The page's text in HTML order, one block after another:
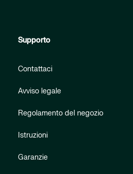
Supporto
Contattaci
Avviso legale
Regolamento del negozio
Istruzioni
Garanzie